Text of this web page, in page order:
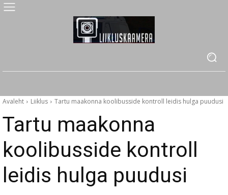
Avaleht Liiklus Tartu maakonna koolibusside kontroll leidis hulga puudusi
Tartu maakonna
koolibusside kontroll
leidis hulga puudusi